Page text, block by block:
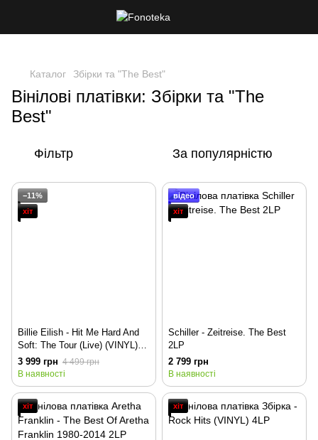
Каталог Збірки та "The Best"
Вінілові платівки: Збірки та "The
Best"
Фільтр За популярністю
−11%
хіт
Billie Eilish - Hit Me Hard And
Soft: The Tour (Live) (VINYL)
3LP
3 999 грн 4 499 грн
В наявності
відео
хіт
Schiller - Zeitreise. The Best
2LP
2 799 грн
В наявності
хіт хіт